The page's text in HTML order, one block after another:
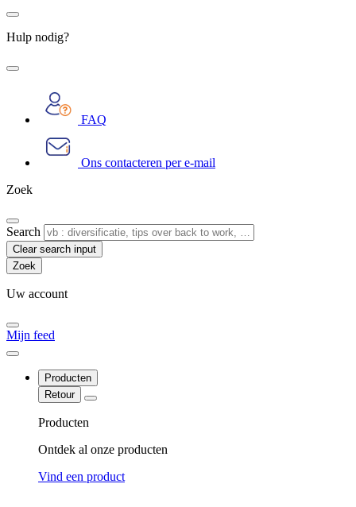
Hulp nodig?
FAQ
Ons contacteren per e-mail
Zoek
Search
Clear search input
Uw account
Mijn feed
Producten
Retour
Producten
Ontdek al onze producten
Vind een product